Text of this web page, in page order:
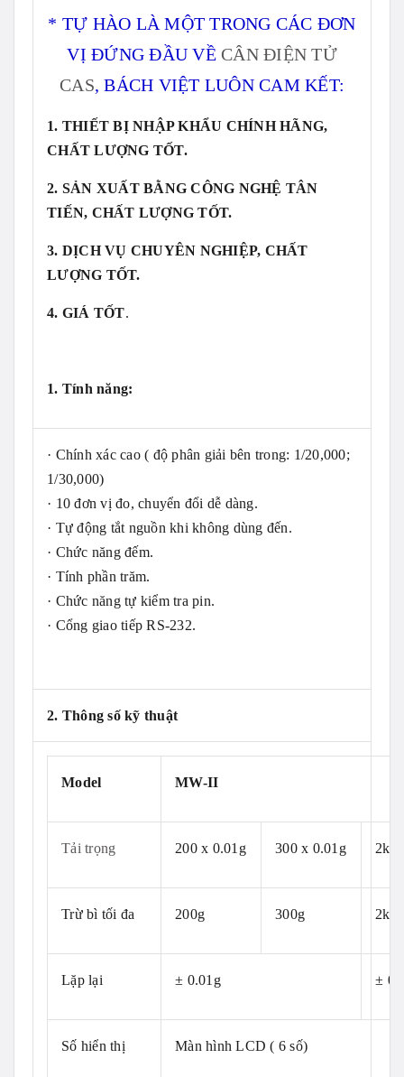
* TỰ HÀO LÀ MỘT TRONG CÁC ĐƠN
VỊ ĐỨNG ĐẦU VỀ CÂN ĐIỆN TỬ
CAS, BÁCH VIỆT LUÔN CAM KẾT:
1. THIẾT BỊ NHẬP KHẨU CHÍNH HÃNG,
CHẤT LƯỢNG TỐT.
2. SẢN XUẤT BẰNG CÔNG NGHỆ TÂN
TIẾN, CHẤT LƯỢNG TỐT.
3. DỊCH VỤ CHUYÊN NGHIỆP, CHẤT
LƯỢNG TỐT.
4. GIÁ TỐT.
1. Tính năng:
· Chính xác cao ( độ phân giải bên trong: 1/20,000;
1/30,000)
· 10 đơn vị đo, chuyển đổi dễ dàng.
· Tự động tắt nguồn khi không dùng đến.
· Chức năng đếm.
· Tính phần trăm.
· Chức năng tự kiểm tra pin.
· Cổng giao tiếp RS-232.
2. Thông số kỹ thuật
Model MW-II
Tải trọng 200 x 0.01g 300 x 0.01g 2kg
Trừ bì tối đa 200g 300g 2kg
Lặp lại ± 0.01g ±
Số hiển thị Màn hình LCD ( 6 số)